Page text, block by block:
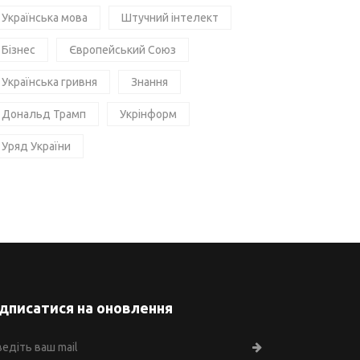
Українська мова Штучний інтелект
Бізнес Європейський Союз
Українська гривня Знання
Дональд Трамп Укрінформ
Уряд України
на оновлення